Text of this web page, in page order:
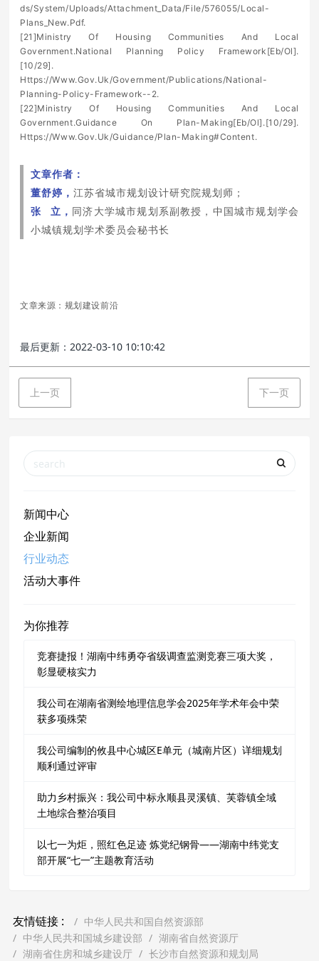
ds/System/Uploads/Attachment_Data/File/576055/Local-
Plans_New.Pdf.
[21]Ministry Of Housing Communities And Local
Government.National Planning Policy Framework[Eb/Ol].
[10/29].
Https://Www.Gov.Uk/Government/Publications/National-
Planning-Policy-Framework--2.
[22]Ministry Of Housing Communities And Local
Government.Guidance On Plan-Making[Eb/Ol].[10/29].
Https://Www.Gov.Uk/Guidance/Plan-Making#Content.
文章作者：
董舒婷，江苏省城市规划设计研究院规划师；
张 立， 同济大学城市规划系副教授，中国城市规划学会
小城镇规划学术委员会秘书长
文章来源：规划建设前沿
最后更新：2022-03-10 10:10:42
上一页 下一页
新闻中心
企业新闻
行业动态
活动大事件
为你推荐
竞赛捷报！湖南中纬勇夺省级调查监测竞赛三项大奖，
彰显硬核实力
我公司在湖南省测绘地理信息学会2025年学术年会中荣
获多项殊荣
我公司编制的攸县中心城区E单元（城南片区）详细规划
顺利通过评审
助力乡村振兴：我公司中标永顺县灵溪镇、芙蓉镇全域
土地综合整治项目
以七一为炬，照红色足迹 炼党纪钢骨——湖南中纬党支
部开展“七一”主题教育活动
友情链接 :
中华人民共和国自然资源部
中华人民共和国城乡建设部
湖南省自然资源厅
湖南省住房和城乡建设厅
长沙市自然资源和规划局